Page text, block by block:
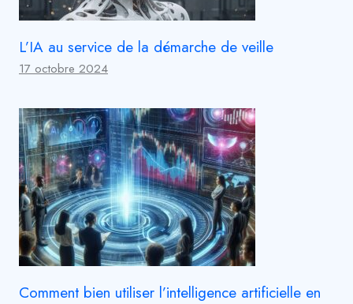
L’IA au service de la démarche de veille
17 octobre 2024
Comment bien utiliser l’intelligence artificielle en